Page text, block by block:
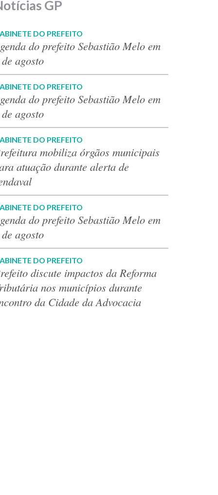
GP
DO PREFEITO
do prefeito Sebastião Melo em
agosto
DO PREFEITO
do prefeito Sebastião Melo em
agosto
DO PREFEITO
mobiliza órgãos municipais
atuação durante alerta de
DO PREFEITO
do prefeito Sebastião Melo em
agosto
DO PREFEITO
discute impactos da Reforma
nos municípios durante
da Cidade da Advocacia